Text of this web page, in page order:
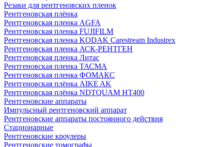
Резаки для рентгеновских пленок
Рентгеновская плёнка
Рентгеновская пленка AGFA
Рентгеновская пленка FUJIFILM
Рентгеновская пленка KODAK Carestream Industrex
Рентгеновская пленка АСК-РЕНТГЕН
Рентгеновская пленка Литас
Рентгеновская пленка ТАСМА
Рентгеновская пленка ФОМАКС
Рентгеновская плёнка AIKE AK
Рентгеновская плёнка NDTQUAM HT400
Рентгеновские аппараты
Импульсный рентгеновский аппарат
Рентгеновские аппараты постоянного действия
Стационарные
Рентгеновские кроулеры
Рентгеновские томографы